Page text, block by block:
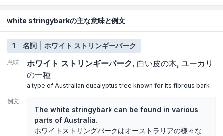
white stringybarkの主な意味と例文
1 名詞 ホワイト ストリンギーバーク
意味 ホワイト ストリンギーバーク 白い皮の木 ユーカリ
の一種
a type of Australian eucalyptus tree known for its fibrous bark
例文
The white stringybark can be found in various
parts of Australia.
ホワイトストリングバークはオーストラリアの様々な